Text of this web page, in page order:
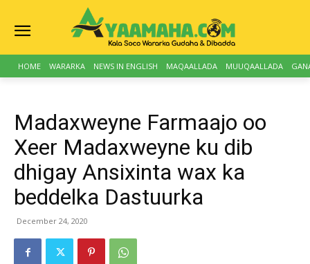
HOME WARARKA NEWS IN ENGLISH MAQAALLADA MUUQAALLADA
Madaxweyne Farmaajo oo
Xeer Madaxweyne ku dib
dhigay Ansixinta wax ka
beddelka Dastuurka
December 24, 2020